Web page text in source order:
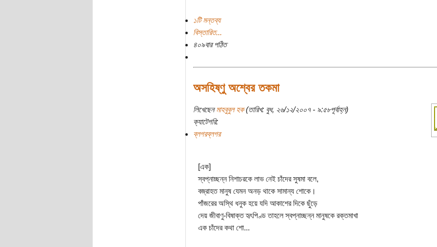
১টি মন্তব্য
বিস্তারিত...
৪০৯বার পঠিত
অসহিষ্ণু অশ্বের তকমা
লিখেছেনমাহবুবুল হক(তারিখ: বুধ, ২৬/১২/২০০৭ - ৯:৫৮পূর্বাহ্ন)
ক্যাটেগরি:
ব্লগরব্লগর
[এক]
স্বপ্নাচ্ছন্ন নিশাচরকে লাভ নেই চাঁদের সুষমা বলে,
বজ্রাহত মানুষ যেমন অনড় থাকে সামান্য শোকে।
পাঁজরের অস্থি ধনুক হয়ে যদি আকাশের দিকে ছুঁড়ে
দেয় জীবাণু-বিষাক্ত হৃৎপিণ্ড তাহলে স্বপ্নাচ্ছন্ন মানুষকে রক্তমাখা
এক চাঁদের কথা শো...